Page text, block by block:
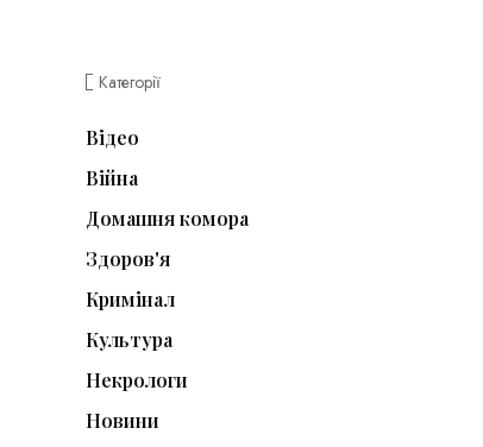
Категорії
Відео
Війна
Домашня комора
Здоров'я
Кримінал
Культура
Некрологи
Новини